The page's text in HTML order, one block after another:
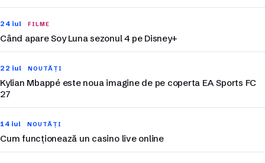
24 iul FILME
Când apare Soy Luna sezonul 4 pe Disney+
22 iul NOUTĂȚI
Kylian Mbappé este noua imagine de pe coperta EA Sports FC
27
14 iul NOUTĂȚI
Cum funcționează un casino live online